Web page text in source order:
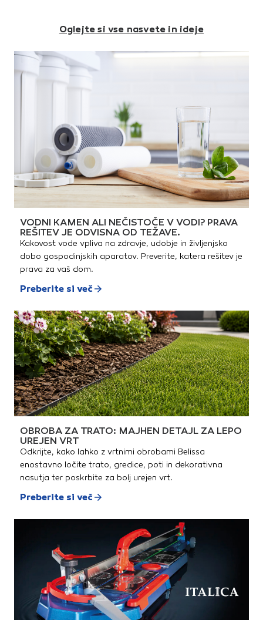
Oglejte si vse nasvete in ideje
VODNI KAMEN ALI NEČISTOČE V VODI? PRAVA
REŠITEV JE ODVISNA OD TEŽAVE.
Kakovost vode vpliva na zdravje, udobje in življenjsko
dobo gospodinjskih aparatov. Preverite, katera rešitev je
prava za vaš dom.
Preberite si več
OBROBA ZA TRATO: MAJHEN DETAJL ZA LEPO
UREJEN VRT
Odkrijte, kako lahko z vrtnimi obrobami Belissa
enostavno ločite trato, gredice, poti in dekorativna
nasutja ter poskrbite za bolj urejen vrt.
Preberite si več